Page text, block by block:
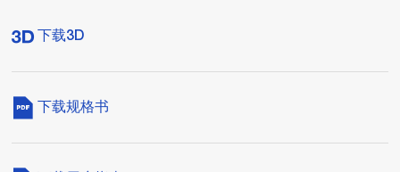
下载3D
下载规格书